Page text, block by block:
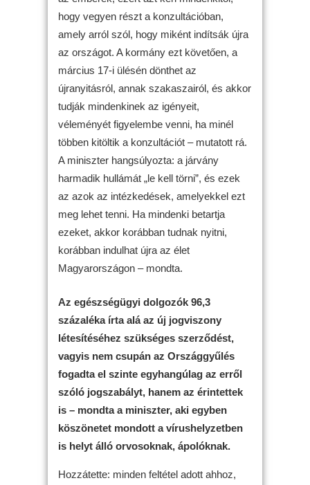
hogy vegyen részt a konzultációban,
amely arról szól, hogy miként indítsák újra
az országot. A kormány ezt követően, a
március 17-i ülésén dönthet az
újranyitásról, annak szakaszairól, és akkor
tudják mindenkinek az igényeit,
véleményét figyelembe venni, ha minél
többen kitöltik a konzultációt – mutatott rá.
A miniszter hangsúlyozta: a járvány
harmadik hullámát „le kell törni”, és ezek
az azok az intézkedések, amelyekkel ezt
meg lehet tenni. Ha mindenki betartja
ezeket, akkor korábban tudnak nyitni,
korábban indulhat újra az élet
Magyarországon – mondta.
Az egészségügyi dolgozók 96,3
százaléka írta alá az új jogviszony
létesítéséhez szükséges szerződést,
vagyis nem csupán az Országgyűlés
fogadta el szinte egyhangúlag az erről
szóló jogszabályt, hanem az érintettek
is – mondta a miniszter, aki egyben
köszönetet mondott a vírushelyzetben
is helyt álló orvosoknak, ápolóknak.
Hozzátette: minden feltétel adott ahhoz,